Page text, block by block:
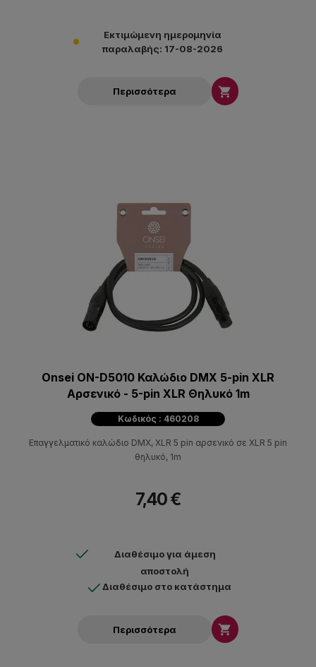
Εκτιμώμενη ημερομηνία
παραλαβής: 17-08-2026
Περισσότερα 
Onsei ON-D5010 Καλώδιο DMX 5-pin XLR
Αρσενικό - 5-pin XLR Θηλυκό 1m
Κωδικός : 460208
Επαγγελματικό καλώδιο DMX, XLR 5 pin αρσενικό σε XLR 5 pin
θηλυκό, 1m
7,40 €
Διαθέσιμο για άμεση
αποστολή
Διαθέσιμο στο κατάστημα
Περισσότερα 